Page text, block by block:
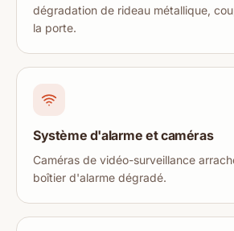
dégradation de rideau métallique,
la porte.
Système d'alarme et caméras
Caméras de vidéo-surveillance
boîtier d'alarme dégradé.